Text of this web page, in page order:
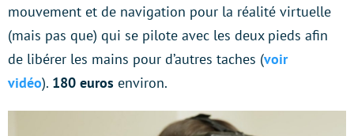
mouvement et de navigation pour la réalité virtuelle
(mais pas que) qui se pilote avec les deux pieds afin
de libérer les mains pour d’autres taches (voir
vidéo). 180 euros environ.